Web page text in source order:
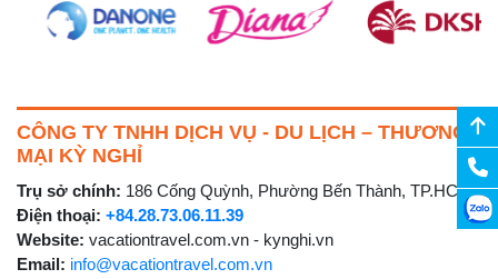
CÔNG TY TNHH DỊCH VỤ - DU LỊCH – THƯƠNG
MẠI KỲ NGHỈ
Trụ sở chính: 186 Cống Quỳnh, Phường Bến Thành, TP.HCM
Điện thoại: +84.28.73.06.11.39
Website: vacationtravel.com.vn - kynghi.vn
Email: info@vacationtravel.com.vn